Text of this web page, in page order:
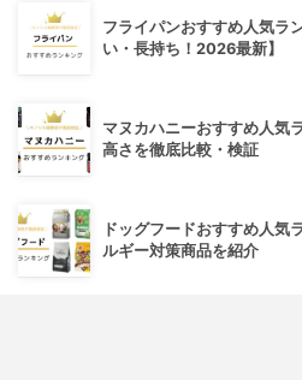
フライパンおすすめ人気ラ
い・長持ち！2026最新】
マヌカハニーおすすめ人気
高さを徹底比較・検証
ドッグフードおすすめ人気
ルギー対策商品を紹介